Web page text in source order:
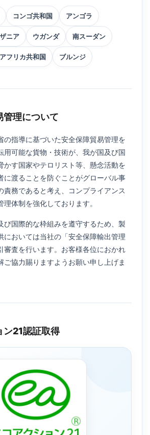
コンゴ共和国 アンゴラ
ニア ウガンダ 南スーダン
フリカ共和国 ブルンジ
管理について
の指導に基づいた安全保障貿易管理を
用可能な貨物・技術が、我が国及び国
かす国家やテロリスト等、懸念活動を
に渡ることを防ぐことがグローバル事
責務であると考え、コンプライアンス
体制を強化しております。
び国際的な枠組みを遵守するため、製
においては当社の「安全保障輸出管理
審査を行います。お客様各位におかれ
ご協力賜りますようお願い申し上げま
ン21認証取得